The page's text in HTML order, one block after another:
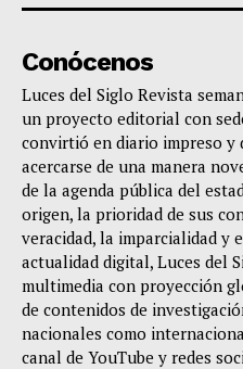
Conócenos
Luces del Siglo Revista
un proyecto editorial con
convirtió en diario impreso y
acercarse de una manera
de la agenda pública del
origen, la prioridad de sus
veracidad, la imparcialidad y
actualidad digital, Luces del
multimedia con proyección
de contenidos de
nacionales como
canal de YouTube y redes